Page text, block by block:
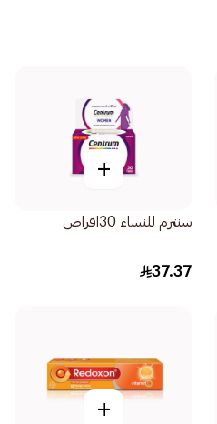
+
سنترم للنساء 30اقراص
37.37
+